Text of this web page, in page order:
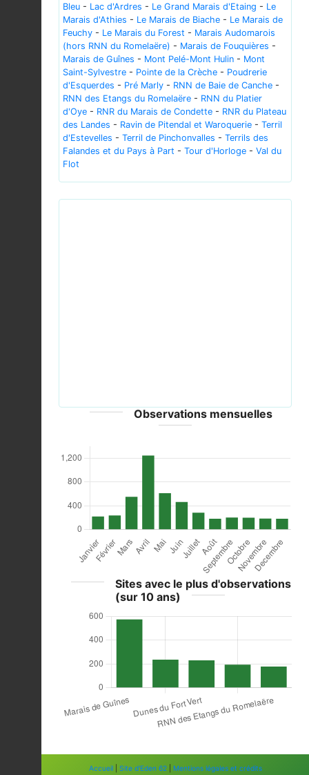
Bleu - Lac d'Ardres - Le Grand Marais d'Etaing - Le
Marais d'Athies - Le Marais de Biache - Le Marais de
Feuchy - Le Marais du Forest - Marais Audomarois
(hors RNN du Romelaëre) - Marais de Fouquières -
Marais de Guînes - Mont Pelé-Mont Hulin - Mont
Saint-Sylvestre - Pointe de la Crèche - Poudrerie
d'Esquerdes - Pré Marly - RNN de Baie de Canche -
RNN des Etangs du Romelaëre - RNN du Platier
d'Oye - RNR du Marais de Condette - RNR du Plateau
des Landes - Ravin de Pitendal et Waroquerie - Terril
d'Estevelles - Terril de Pinchonvalles - Terrils des
Falandes et du Pays à Part - Tour d'Horloge - Val du
Flot
Observations mensuelles
Sites avec le plus d'observations
(sur 10 ans)
Accueil| Site d'Eden 62| Mentions légales et crédits